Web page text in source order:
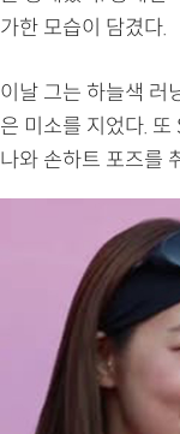
가한 모습이 담겼다.
이날 그는 하늘색 러
은 미소를 지었다. 또
나와 손하트 포즈를